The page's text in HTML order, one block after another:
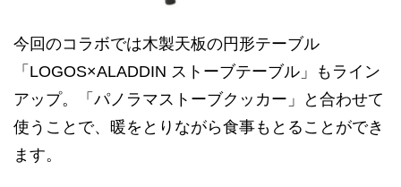
今回のコラボでは木製天板の円形テーブル
「LOGOS×ALADDIN ストーブテーブル」もライン
アップ。「パノラマストーブクッカー」と合わせて
使うことで、暖をとりながら食事もとることができ
ます。